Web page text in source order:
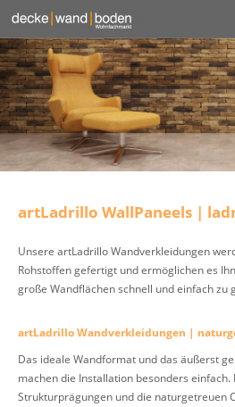
artLadrillo WallPaneels |
Unsere artLadrillo Wandverkleidungen
Rohstoffen gefertigt und ermöglichen es
große Wandflächen schnell und einfach zu
artLadrillo Wandverkleidungen |
Das ideale Wandformat und das äußerst
machen die Installation besonders einfach.
Strukturprägungen und die naturgetreuen